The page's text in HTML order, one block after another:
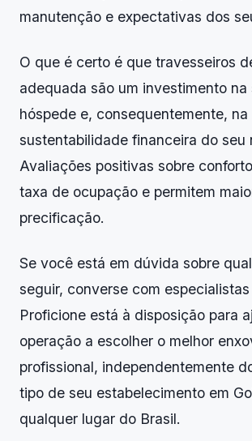
manutenção e expectativas dos
O que é certo é que travesseiros
adequada são um investimento
hóspede e, consequentemente, na
sustentabilidade financeira do seu
Avaliações positivas sobre
taxa de ocupação e permitem
precificação.
Se você está em dúvida sobre
seguir, converse com
Proficione está à disposição para
operação a escolher o melhor
profissional, independentemente
tipo de seu estabelecimento em
qualquer lugar do Brasil.